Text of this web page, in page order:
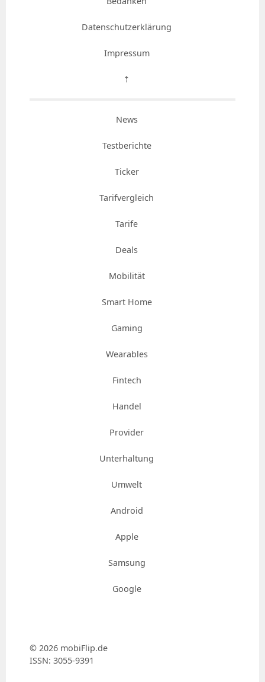
Datenschutzerklärung
Impressum
⇡
News
Testberichte
Ticker
Tarifvergleich
Tarife
Deals
Mobilität
Smart Home
Gaming
Wearables
Fintech
Handel
Provider
Unterhaltung
Umwelt
Android
Apple
Samsung
Google
© 2026 mobiFlip.de
ISSN: 3055-9391